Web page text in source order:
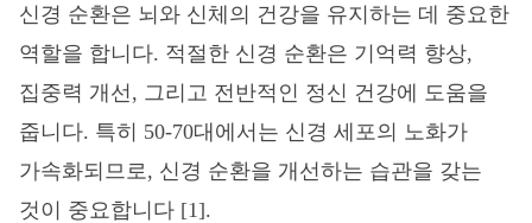
신경 순환은 뇌와 신체의 건강을 유지하는 데 중요한
역할을 합니다. 적절한 신경 순환은 기억력 향상,
집중력 개선, 그리고 전반적인 정신 건강에 도움을
줍니다. 특히 50-70대에서는 신경 세포의 노화가
가속화되므로, 신경 순환을 개선하는 습관을 갖는
것이 중요합니다 [1].